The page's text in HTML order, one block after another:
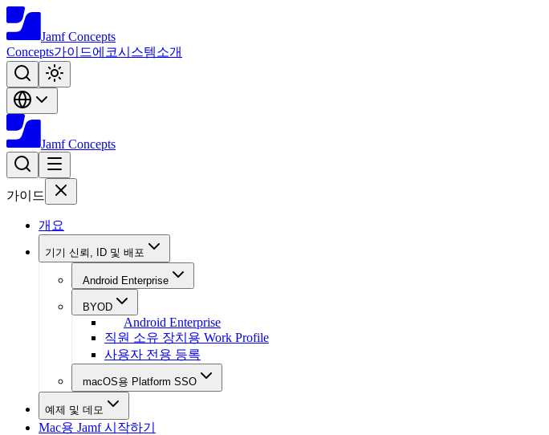
Jamf Concepts
Concepts가이드에코시스템소개
Jamf Concepts
가이드
개요
기기 신뢰, ID 및 배포
Android Enterprise
BYOD
Android Enterprise
직원 소유 장치용 Work Profile
사용자 전용 등록
macOS용 Platform SSO
예제 및 데모
Mac용 Jamf 시작하기